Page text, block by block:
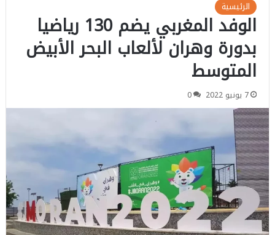
الرئيسية
الوفد المغربي يضم 130 رياضيا
بدورة وهران لألعاب البحر الأبيض
المتوسط
7 يونيو 2022 0